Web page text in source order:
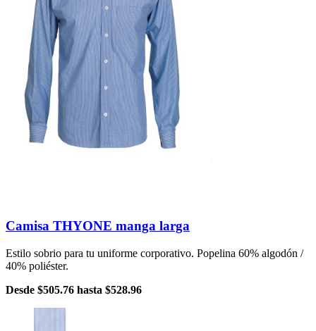
Camisa THYONE manga larga
Estilo sobrio para tu uniforme corporativo. Popelina 60% algodón /
40% poliéster.
Desde $505.76 hasta $528.96